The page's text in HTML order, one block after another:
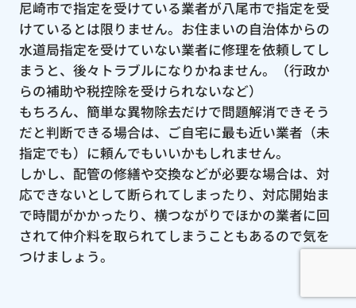
尼崎市で指定を受けている業者が八尾市で指定を受
けているとは限りません。お住まいの自治体からの
水道局指定を受けていない業者に修理を依頼してし
まうと、後々トラブルになりかねません。（行政か
らの補助や税控除を受けられないなど）
もちろん、簡単な異物除去だけで問題解消できそう
だと判断できる場合は、ご自宅に最も近い業者（未
指定でも）に頼んでもいいかもしれません。
しかし、配管の修繕や交換などが必要な場合は、対
応できないとして断られてしまったり、対応開始ま
で時間がかかったり、横つながりでほかの業者に回
されて仲介料を取られてしまうこともあるので気を
つけましょう。